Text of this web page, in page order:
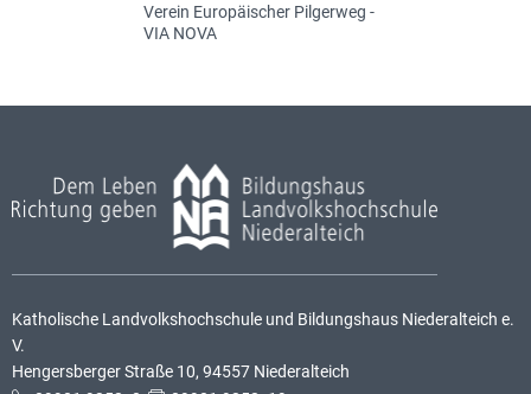
Verein Europäischer Pilgerweg -
VIA NOVA
Katholische Landvolkshochschule und Bildungshaus Niederalteich e.
V.
Hengersberger Straße 10, 94557 Niederalteich